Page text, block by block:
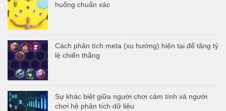
huống chuẩn xác
Cách phân tích meta (xu hướng) hiện tại để tăng tỷ
lệ chiến thắng
Sự khác biệt giữa người chơi cảm tính và người
chơi hệ phân tích dữ liệu